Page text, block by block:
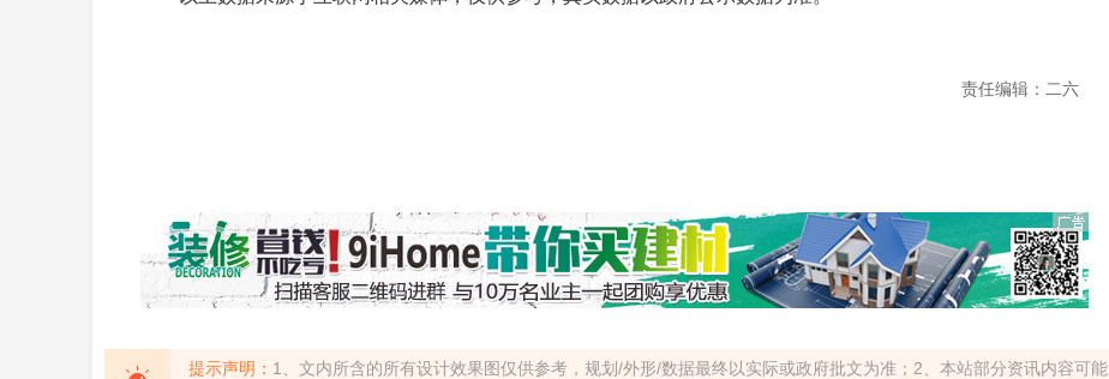
责任编辑：二六
提示声明： 1、文内所含的所有设计效果图仅供参考，规划/外形/数据最终以实际或政府批文为准；2、本站部分资讯内容可能